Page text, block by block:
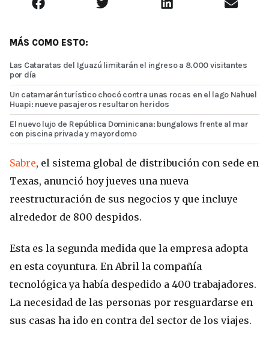
MÁS COMO ESTO:
Las Cataratas del Iguazú limitarán el ingreso a 8.000 visitantes
por día
Un catamarán turístico chocó contra unas rocas en el lago Nahuel
Huapi: nueve pasajeros resultaron heridos
El nuevo lujo de República Dominicana: bungalows frente al mar
con piscina privada y mayordomo
Sabre, el sistema global de distribución con sede en
Texas, anunció hoy jueves una nueva
reestructuración de sus negocios y que incluye
alrededor de 800 despidos.
Esta es la segunda medida que la empresa adopta
en esta coyuntura. En Abril la compañía
tecnológica ya había despedido a 400 trabajadores.
La necesidad de las personas por resguardarse en
sus casas ha ido en contra del sector de los viajes.